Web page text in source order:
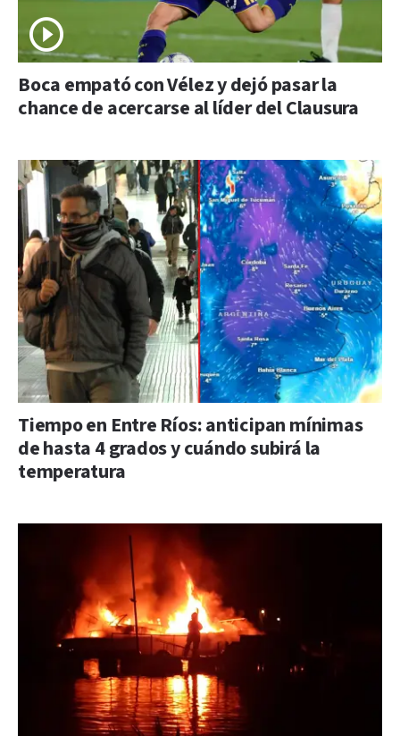
Boca empató con Vélez y dejó pasar la
chance de acercarse al líder del Clausura
Tiempo en Entre Ríos: anticipan mínimas
de hasta 4 grados y cuándo subirá la
temperatura